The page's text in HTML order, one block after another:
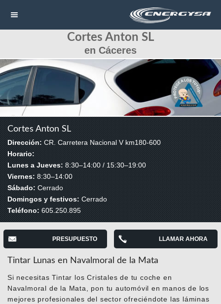
HOME
CONTACTAR
LLAMAR
Cortes Anton SL
en Cáceres
Cortes Anton SL
Dirección: CR. Carretera Nacional V km180-600
Horario:
Lunes a Jueves:8:30–14:00 / 15:30–19:00
Viernes:8:30–14:00
Sábado:Cerrado
Domingos y festivos:Cerrado
Teléfono:605.250.895
PRESUPUESTO LLAMAR AHORA
Tintar Lunas en Navalmoral de la Mata
Si necesitas Tintar los Cristales de tu coche en
Navalmoral de la Mata, pon tu automóvil en manos de los
mejores profesionales del sector ofreciéndote las láminas